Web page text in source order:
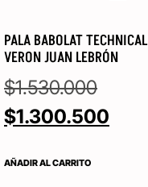
PALA BABOLAT TECHNICAL
VERON JUAN LEBRÓN
$1.530.000
$1.300.500
AÑADIR AL CARRITO